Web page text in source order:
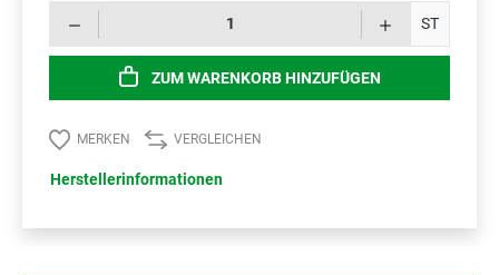
ST
ZUM WARENKORB HINZUFÜGEN
MERKEN VERGLEICHEN
Herstellerinformationen